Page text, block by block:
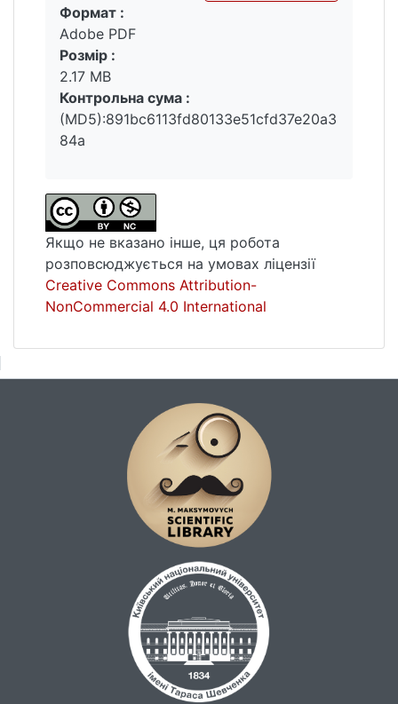
Вантажиться...
Формат :
Adobe PDF
Розмір :
2.17 MB
Контрольна сума :
(MD5):891bc6113fd80133e51cfd37e20a3
84a
Якщо не вказано інше, ця робота
розповсюджується на умовах ліцензії
Creative Commons Attribution-
NonCommercial 4.0 International